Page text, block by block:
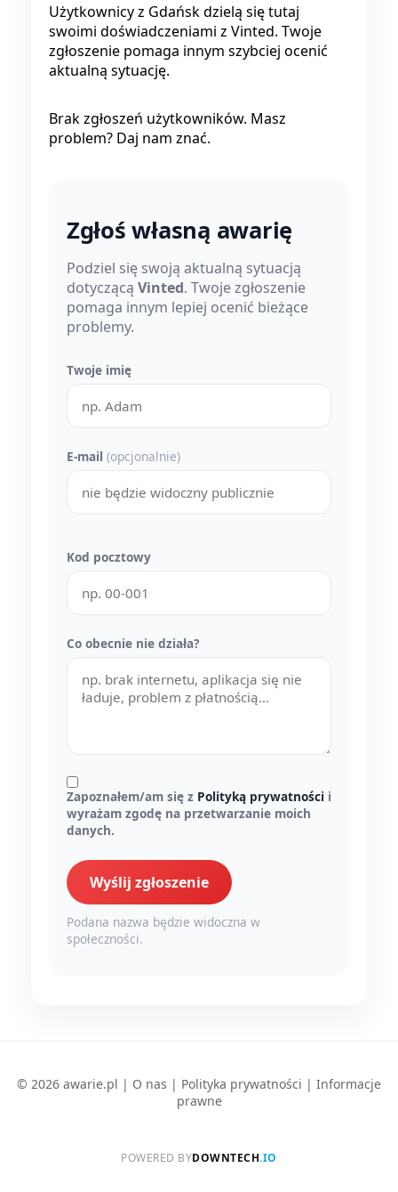
Użytkownicy z Gdańsk dzielą się tutaj
swoimi doświadczeniami z Vinted. Twoje
zgłoszenie pomaga innym szybciej ocenić
aktualną sytuację.
Brak zgłoszeń użytkowników. Masz
problem? Daj nam znać.
Zgłoś własną awarię
Podziel się swoją aktualną sytuacją
dotyczącą Vinted. Twoje zgłoszenie
pomaga innym lepiej ocenić bieżące
problemy.
Twoje imię
E-mail (opcjonalnie)
Kod pocztowy
Co obecnie nie działa?
Zapoznałem/am się z Polityką prywatności i
wyrażam zgodę na przetwarzanie moich
danych.
Wyślij zgłoszenie
Podana nazwa będzie widoczna w
społeczności.
© 2026 awarie.pl | O nas | Polityka prywatności | Informacje
prawne
POWERED BYDOWNTECH.IO